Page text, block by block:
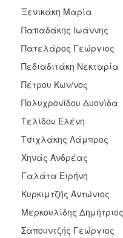
Ξενικάκη Μαρία
Παπαδάκης Ιωάννης
Πατελάρος Γεώργιος
Πεδιαδιτάκη Νεκταρία
Πέτρου Κων/νος
Πολυχρονίδου Δυονίδα
Τελίδου Ελένη
Τσιχλάκης Λάμπρος
Χηνάς Ανδρέας
Γαλάτα Ειρήνη
Κυρκιμτζής Αντώνιος
Μερκουλίδης Δημήτριος
Σαπουντζής Γεώργιος